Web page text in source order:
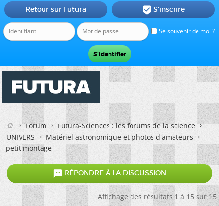
Se souvenir de moi ?
Retour sur Futura  S'inscrire
Forum
Futura-Sciences : les forums de la science
UNIVERS
Matériel astronomique et photos d'amateurs
petit montage
 RÉPONDRE À LA DISCUSSION
Affichage des résultats 1 à 15 sur 15